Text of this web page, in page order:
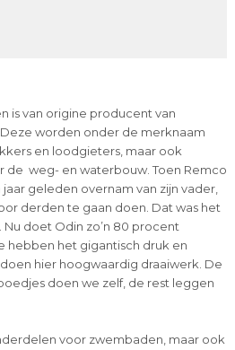
is van origine producent van
worden onder de merknaam
en loodgieters, maar ook
de weg- en waterbouw. Toen Remco
geleden overnam van zijn vader,
derden te gaan doen. Dat was het
doet Odin zo’n 80 procent
hebben het gigantisch druk en
hier hoogwaardig draaiwerk. De
doen we zelf, de rest leggen
voor zwembaden, maar ook